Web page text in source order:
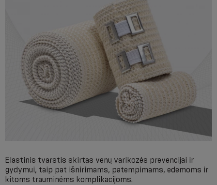
Elastinis tvarstis skirtas venų varikozės prevencijai ir
gydymui, taip pat išnirimams, patempimams, edemoms ir
kitoms trauminėms komplikacijoms.